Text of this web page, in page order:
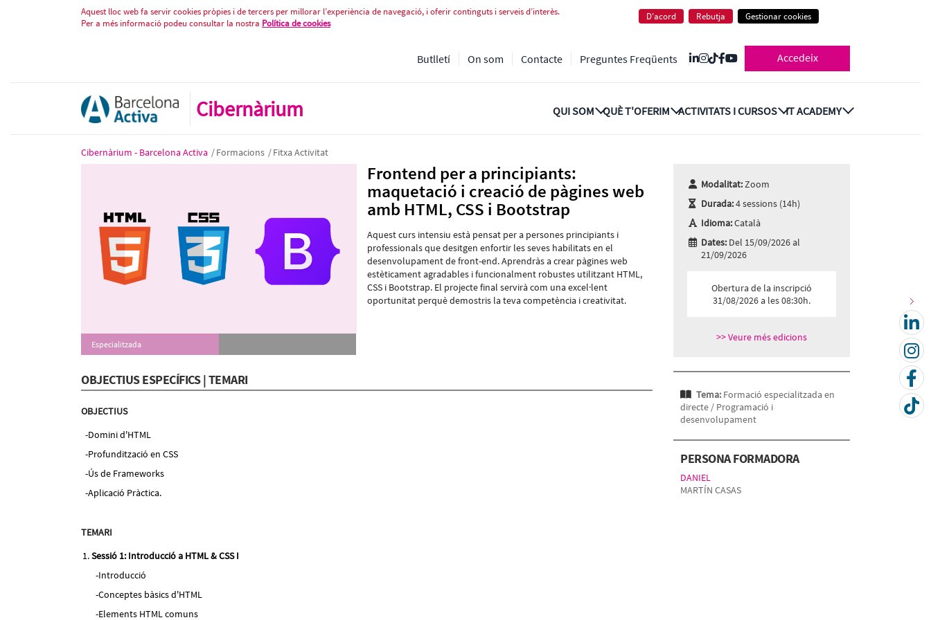
Frontend per a principiants: maquetació i creació de pàgines web amb HTML, CSS i Bootstrap
Aquest lloc web fa servir cookies pròpies i de tercers per millorar l’experiència de navegació, i oferir continguts i serveis d’interès.
Per a més informació podeu consultar la nostra Política de cookies
D'acord Rebutja Gestionar cookies
Butlletí On som Contacte Preguntes Freqüents Accedeix
Cibernàrium QUI SOM QUÈ T'OFERIM ACTIVITATS I CURSOS IT ACADEMY
Cibernàrium - Barcelona Activa /Formacions /Fitxa Activitat
Especialitzada
Frontend per a principiants:
maquetació i creació de pàgines web
amb HTML, CSS i Bootstrap
Aquest curs intensiu està pensat per a persones principiants i
professionals que desitgen enfortir les seves habilitats en el
desenvolupament de front-end. Aprendràs a crear pàgines web
estèticament agradables i funcionalment robustes utilitzant HTML,
CSS i Bootstrap. El projecte final servirà com una excel·lent
oportunitat perquè demostris la teva competència i creativitat.
OBJECTIUS ESPECÍFICS | TEMARI
OBJECTIUS
Domini d'HTML
Profundització en CSS
Ús de Frameworks
Aplicació Pràctica.
TEMARI
Sessió 1: Introducció a HTML & CSS I
Introducció
Conceptes bàsics d'HTML
Elements HTML comuns
Modalitat:Zoom
Durada:4 sessions (14h)
Idioma:Català
Dates: Del 15/09/2026 al
21/09/2026
Obertura de la inscripció
31/08/2026 a les 08:30h.
>> Veure més edicions
Tema: Formació especialitzada en
directe / Programació i
desenvolupament
PERSONA FORMADORA
DANIEL
MARTÍN CASAS